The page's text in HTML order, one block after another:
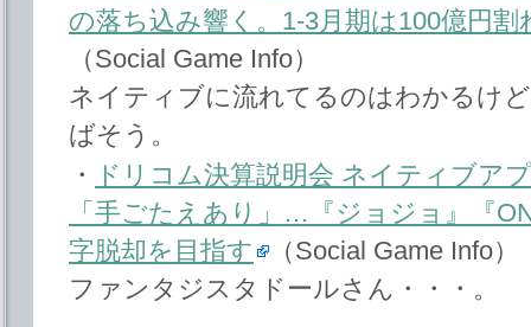
の落ち込み響く。1-3月期は100億円
（Social Game Info）
ネイティブに流れてるのはわかるけ
ばそう。
・
ドリコム決算説明会 ネイティブア
「手ごたえあり」…『ジョジョ』『
字脱却を目指す
（Social Game Info）
ファンタジスタドールさん・・・。